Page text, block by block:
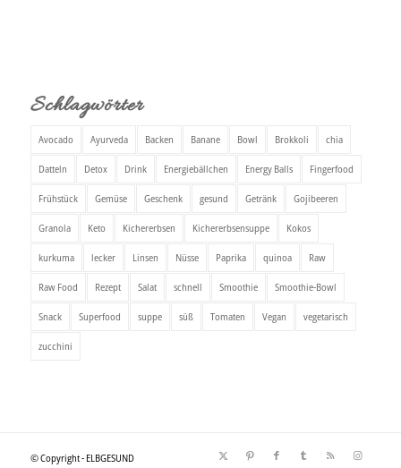
Schlagwörter
Avocado Ayurveda Backen Banane Bowl Brokkoli chia
Datteln Detox Drink Energiebällchen Energy Balls Fingerfood
Frühstück Gemüse Geschenk gesund Getränk Gojibeeren
Granola Keto Kichererbsen Kichererbsensuppe Kokos
kurkuma lecker Linsen Nüsse Paprika quinoa Raw
Raw Food Rezept Salat schnell Smoothie Smoothie-Bowl
Snack Superfood suppe süß Tomaten Vegan vegetarisch
zucchini
© Copyright - ELBGESUND